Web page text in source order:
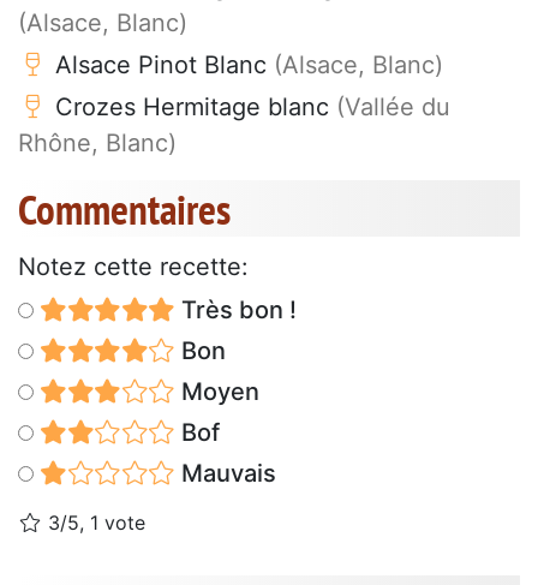
(Alsace, Blanc)
Alsace Pinot Blanc (Alsace, Blanc)
Crozes Hermitage blanc (Vallée du
Rhône, Blanc)
Commentaires
Notez cette recette:
Très bon !
Bon
Moyen
Bof
Mauvais
3/5, 1 vote